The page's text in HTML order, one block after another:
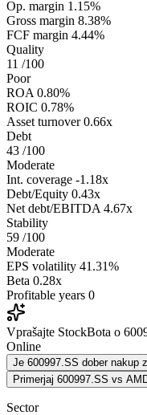
Op. margin 1.15%
Gross margin 8.38%
FCF margin 4.44%
Quality
11 /100
Poor
ROA 0.80%
ROIC 0.78%
Asset turnover 0.66x
Debt
43 /100
Moderate
Int. coverage -1.18x
Debt/Equity 0.43x
Net debt/EBITDA 4.67x
Stability
59 /100
Moderate
EPS volatility 41.31%
Beta 0.28x
Profitable years 0
Vprašajte StockBota o
Online
Je 600997.SS dober nakup
Primerjaj 600997.SS vs
Sector